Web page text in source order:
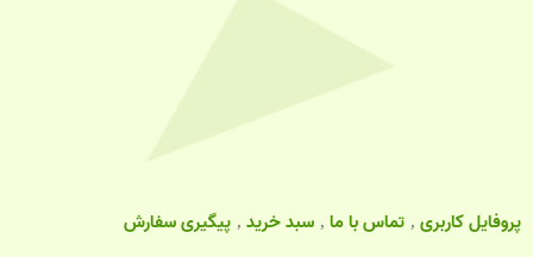
پروفایل کاربری تماس با ما سبد خرید پیگیری سفارش